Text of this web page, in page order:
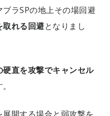
ラSPの地上その場回避
取れる回避となりまし
硬直を攻撃でキャンセル
開する場合と弱攻撃を